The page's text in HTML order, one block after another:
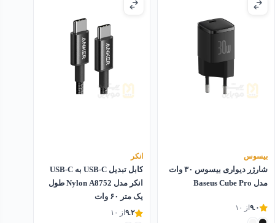
بیسوس
شارژر دیواری بیسوس ۳۰ وات
مدل Baseus Cube Pro
۹.۰از ۱۰
انکر
کابل تبدیل USB-C به USB-C
انکر مدل Nylon A8752 طول
یک متر ۶۰ وات
۹.۲از ۱۰